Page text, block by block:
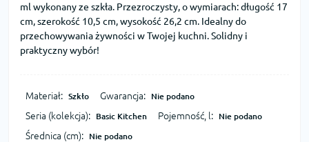
ml wykonany ze szkła. Przezroczysty, o wymiarach: długość 17
cm, szerokość 10,5 cm, wysokość 26,2 cm. Idealny do
przechowywania żywności w Twojej kuchni. Solidny i
praktyczny wybór!
Materiał: Szkło Gwarancja: Nie podano
Seria (kolekcja): Basic Kitchen Pojemność, l: Nie podano
Średnica (cm): Nie podano